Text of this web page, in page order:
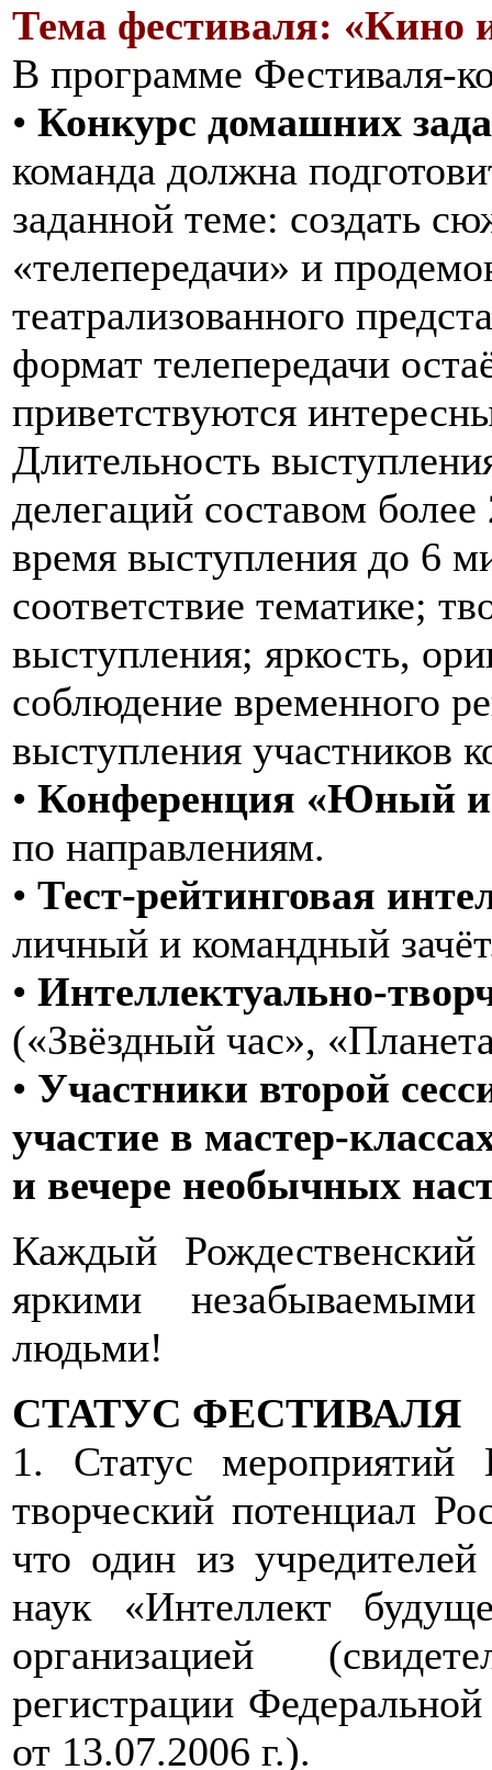
Тема фестиваля: «Кино
В программе Фестиваля-
• Конкурс домашних
команда должна
заданной теме: создать
«телепередачи» и
театрализованного
формат телепередачи
приветствуются
Длительность
делегаций составом
время выступления до
соответствие тематике;
выступления; яркость,
соблюдение временного
выступления участников
• Конференция «Юный
по направлениям.
• Тест-рейтинговая
личный и командный
• Интеллектуально-
(«Звёздный час»,
• Участники второй
участие в мастер-
и вечере необычных
Каждый Рождественский
яркими
людьми!
СТАТУС ФЕСТИВАЛЯ
1. Статус мероприятий
творческий потенциал
что один из
наук «Интеллект
организацией
регистрации
от 13.07.2006 г.).